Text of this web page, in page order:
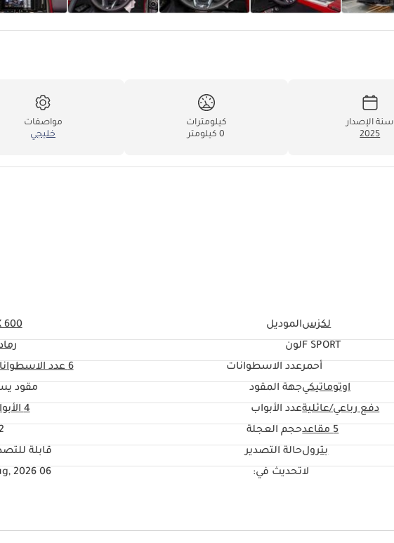
سنة الإصدار
2025
كيلومترات
0 كيلومتر
مواصفات
خليجي
لكزسالموديل
600
F SPORTلون
أحمرعدد الاسطوانات 6عدد
اوتوماتيكيجهة المقود
مقود
دفع رباعي/عائليةعدد الأبواب
4 الأبواب
5 مقاعد حجم العجلة
بترولحالة التصدير
قابلة
لاتحديث في: 06 Aug, 2026